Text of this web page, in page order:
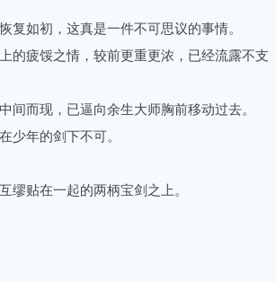
如初，这真是一件不可思议的事情。
疲馁之情，较前更重更浓，已经流露不支
而现，已逼向余生大师胸前移动过去。
年的剑下不可。
贴在一起的两柄宝剑之上。